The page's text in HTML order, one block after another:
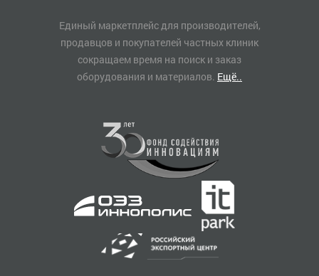
Единый маркетплейс для производителей,
продавцов и покупателей частных клиник
сокращаем время на поиск и заказ
оборудования и материалов. Ещё..